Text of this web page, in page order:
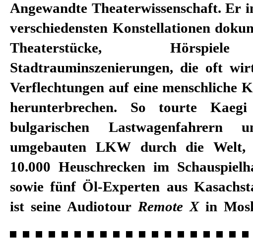
Angewandte Theaterwissenschaft. Er
verschiedensten Konstellationen
Theaterstücke,
Stadtrauminszenierungen, die oft
Verflechtungen auf eine menschliche
herunterbrechen. So tourte
bulgarischen Lastwagenfahrern
umgebauten LKW durch die Welt,
10.000 Heuschrecken im
sowie fünf Öl-Experten aus
ist seine Audiotour Remote Xin